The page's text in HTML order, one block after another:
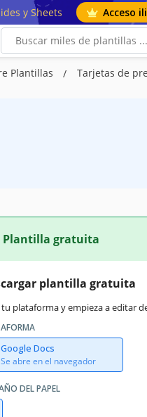
y Sheets Acceso
Plantillas Tarjetas de
Plantilla gratuita
plantilla gratuita
tu plataforma y empieza a editar
Google Docs
Se abre en el navegador
DEL PAPEL